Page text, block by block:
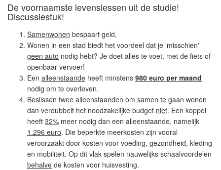
De voornaamste levenslessen uit de studie!
Discussiestuk!
Samenwonen bespaart geld,
Wonen in een stad biedt het voordeel dat je 'misschien'
geen auto nodig hebt? Je doet alles te voet, met de fiets of
openbaar vervoer!
Een alleenstaande heeft minstens 980 euro per maand
nodig om te overleven.
Beslissen twee alleenstaanden om samen te gaan wonen
dan verdubbelt het noodzakelijke budget niet. Een koppel
heeft 32% meer nodig dan een alleenstaande, namelijk
1.296 euro. Die beperkte meerkosten zijn vooral
veroorzaakt door kosten voor voeding, gezondheid, kleding
en mobiliteit. Op dit vlak spelen nauwelijks schaalvoordelen
behalve de kosten voor huisvesting.